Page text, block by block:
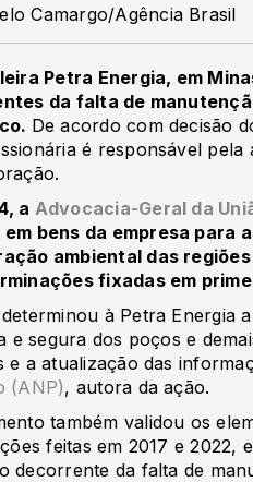
Camargo/Agência Brasil
Petra Energia, em
da falta de
De acordo com decisão
é responsável
a Advocacia-Geral da
em bens da empresa
ambiental das
fixadas em
à Petra Energia
e segura dos poços e
e a atualização das
(ANP), autora da ação.
também validou os
feitas em 2017 e 2022,
decorrente da falta de